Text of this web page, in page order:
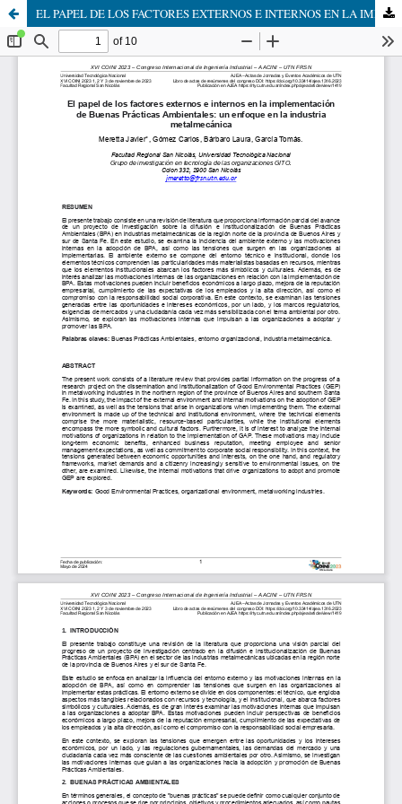
EL PAPEL DE LOS FACTORES EXTERNOS E INTERNOS EN LA IMPLEMENTACIÓN DE BUENAS PRÁCTICAS AMBIENTALES: UN ENFOQUE EN LA INDUSTRIA METALMECÁNICA